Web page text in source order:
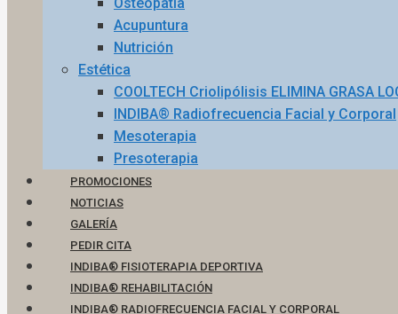
Acupuntura
Nutrición
Estética
COOLTECH Criolipólisis ELIMINA GRASA
INDIBA® Radiofrecuencia Facial y Corporal
Mesoterapia
Presoterapia
PROMOCIONES
NOTICIAS
GALERÍA
PEDIR CITA
INDIBA® FISIOTERAPIA DEPORTIVA
INDIBA® REHABILITACIÓN
INDIBA® RADIOFRECUENCIA FACIAL Y CORPORAL